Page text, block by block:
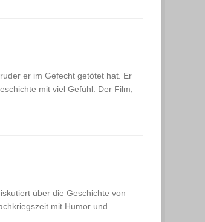
er im Gefecht getötet hat. Er
mit viel Gefühl. Der Film,
über die Geschichte von
mit Humor und